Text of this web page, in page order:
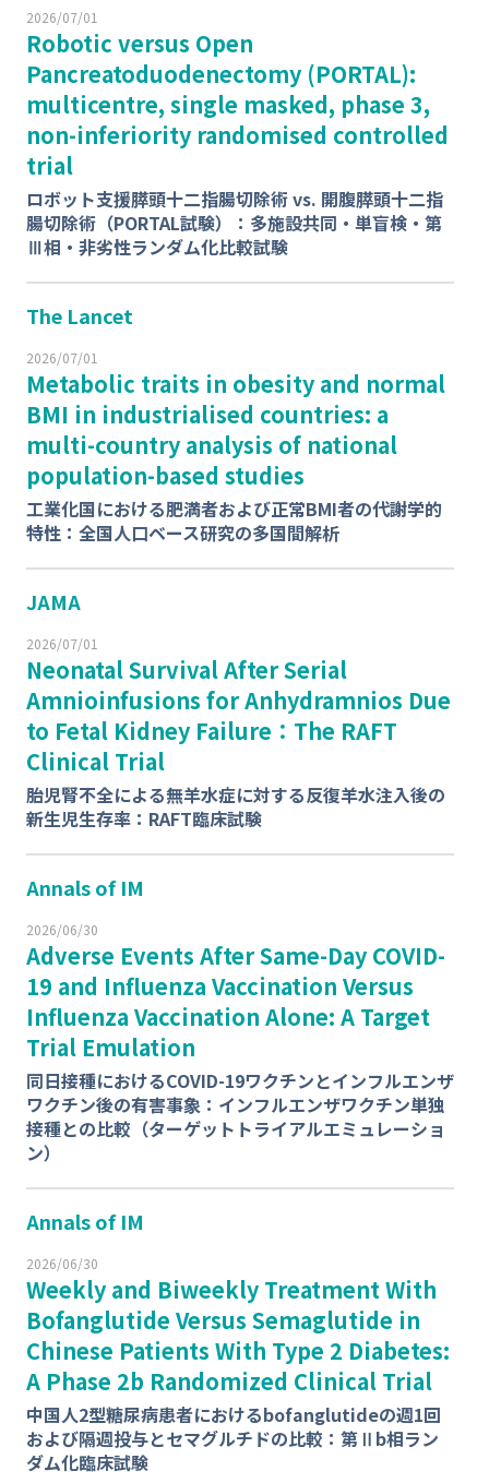
2026/07/01
Robotic versus Open
Pancreatoduodenectomy (PORTAL):
multicentre, single masked, phase 3,
non-inferiority randomised controlled
trial
ロボット支援膵頭十二指腸切除術 vs. 開腹膵頭十二指
腸切除術（PORTAL試験）：多施設共同・単盲検・第
Ⅲ相・非劣性ランダム化比較試験
The Lancet
2026/07/01
Metabolic traits in obesity and normal
BMI in industrialised countries: a
multi-country analysis of national
population-based studies
工業化国における肥満者および正常BMI者の代謝学的
特性：全国人口ベース研究の多国間解析
JAMA
2026/07/01
Neonatal Survival After Serial
Amnioinfusions for Anhydramnios Due
to Fetal Kidney Failure：The RAFT
Clinical Trial
胎児腎不全による無羊水症に対する反復羊水注入後の
新生児生存率：RAFT臨床試験
Annals of IM
2026/06/30
Adverse Events After Same-Day COVID-
19 and Influenza Vaccination Versus
Influenza Vaccination Alone: A Target
Trial Emulation
同日接種におけるCOVID-19ワクチンとインフルエンザ
ワクチン後の有害事象：インフルエンザワクチン単独
接種との比較（ターゲットトライアルエミュレーショ
ン）
Annals of IM
2026/06/30
Weekly and Biweekly Treatment With
Bofanglutide Versus Semaglutide in
Chinese Patients With Type 2 Diabetes:
A Phase 2b Randomized Clinical Trial
中国人2型糖尿病患者におけるbofanglutideの週1回
および隔週投与とセマグルチドの比較：第Ⅱb相ラン
ダム化臨床試験